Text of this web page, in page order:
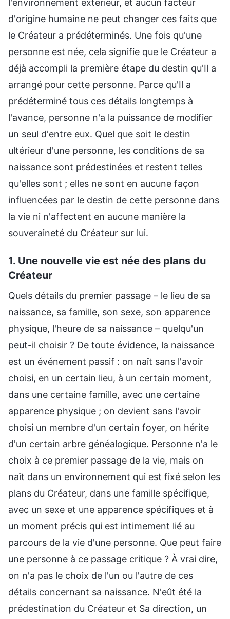
l'environnement extérieur, et aucun facteur
d'origine humaine ne peut changer ces faits que
le Créateur a prédéterminés. Une fois qu'une
personne est née, cela signifie que le Créateur a
déjà accompli la première étape du destin qu'Il a
arrangé pour cette personne. Parce qu'Il a
prédéterminé tous ces détails longtemps à
l'avance, personne n'a la puissance de modifier
un seul d'entre eux. Quel que soit le destin
ultérieur d'une personne, les conditions de sa
naissance sont prédestinées et restent telles
qu'elles sont ; elles ne sont en aucune façon
influencées par le destin de cette personne dans
la vie ni n'affectent en aucune manière la
souveraineté du Créateur sur lui.
1. Une nouvelle vie est née des plans du
Créateur
Quels détails du premier passage – le lieu de sa
naissance, sa famille, son sexe, son apparence
physique, l'heure de sa naissance – quelqu'un
peut-il choisir ? De toute évidence, la naissance
est un événement passif : on naît sans l'avoir
choisi, en un certain lieu, à un certain moment,
dans une certaine famille, avec une certaine
apparence physique ; on devient sans l'avoir
choisi un membre d'un certain foyer, on hérite
d'un certain arbre généalogique. Personne n'a le
choix à ce premier passage de la vie, mais on
naît dans un environnement qui est fixé selon les
plans du Créateur, dans une famille spécifique,
avec un sexe et une apparence spécifiques et à
un moment précis qui est intimement lié au
parcours de la vie d'une personne. Que peut faire
une personne à ce passage critique ? À vrai dire,
on n'a pas le choix de l'un ou l'autre de ces
détails concernant sa naissance. N'eût été la
prédestination du Créateur et Sa direction, un